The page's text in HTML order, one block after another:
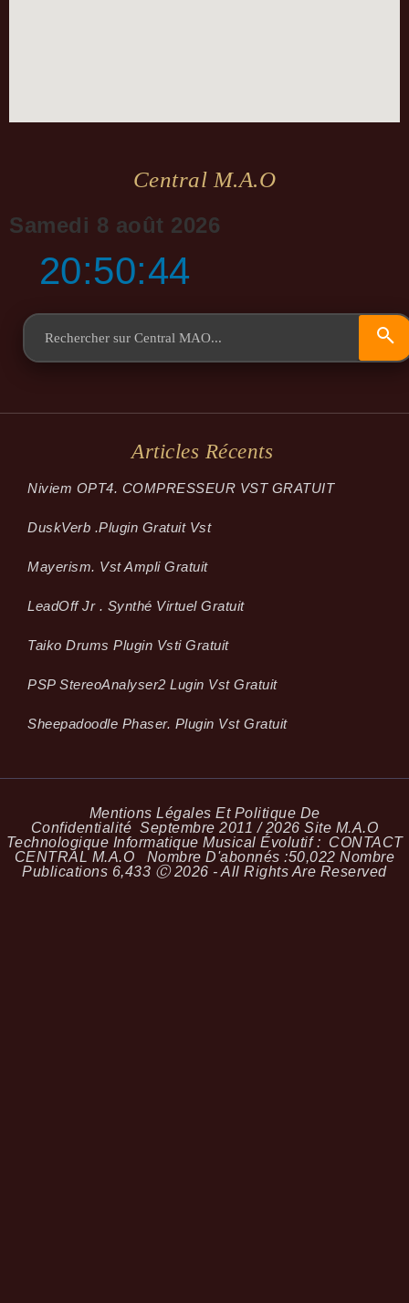
Central M.a.o
Samedi 8 août 2026
20:50:44
Articles Récents
Niviem OPT4. COMPRESSEUR VST GRATUIT
Dusk­Verb .plugin Gratuit Vst
Mayerism. Vst Ampli Gratuit
LeadOff Jr . Synthé Virtuel Gratuit
Taiko Drums Plugin Vsti Gratuit
PSP StereoAnalyser2 Lugin Vst Gratuit
Sheepadoodle Phaser. Plugin Vst Gratuit
Mentions Légales Et Politique De
Confidentialité Septembre 2011 / 2026 Site M.A.O
Technologique Informatique Musical Évolutif : CONTACT
CENTRAL M.A.O Nombre D'abonnés :50,022 Nombre
Publications 6,433 Ⓒ 2026 - All Rights Are Reserved